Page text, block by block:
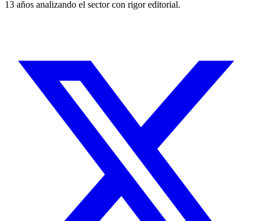
13 años analizando el sector con rigor editorial.